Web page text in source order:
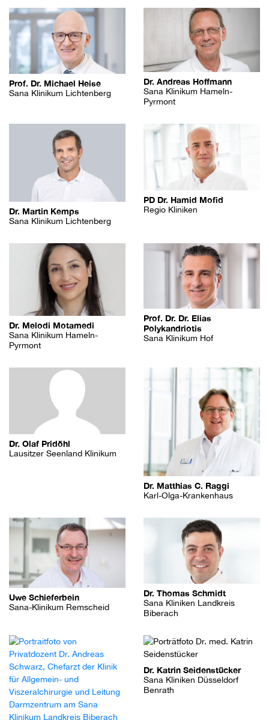
Prof. Dr. Michael Heise
Sana Klinikum Lichtenberg
Dr. Andreas Hoffmann
Sana Klinikum Hameln-
Pyrmont
Dr. Martin Kemps
Sana Klinikum Lichtenberg
PD Dr. Hamid Mofid
Regio Kliniken
Dr. Melodi Motamedi
Sana Klinikum Hameln-
Pyrmont
Prof. Dr. Dr. Elias
Polykandriotis
Sana Klinikum Hof
Dr. Olaf Pridöhl
Lausitzer Seenland Klinikum
Dr. Matthias C. Raggi
Karl-Olga-Krankenhaus
Uwe Schieferbein
Sana-Klinikum Remscheid
Dr. Thomas Schmidt
Sana Kliniken Landkreis
Biberach
Dr. Katrin Seidenstücker
Sana Kliniken Düsseldorf
Benrath